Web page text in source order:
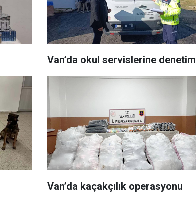
Van’da okul servislerine denetim
Van’da kaçakçılık operasyonu